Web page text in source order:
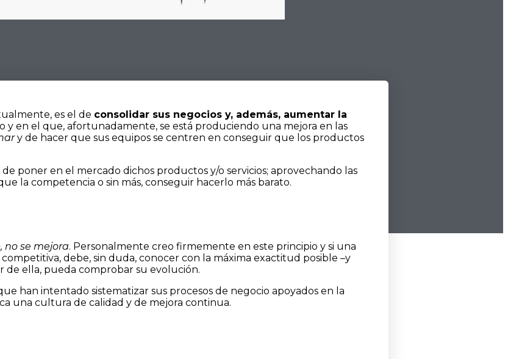
es el de consolidar sus negocios y, además, aumentar la
y en el que, afortunadamente, se está produciendo una mejora en las
y de hacer que sus equipos se centren en conseguir que los productos
de poner en el mercado dichos productos y/o servicios; aprovechando las
la competencia o sin más, conseguir hacerlo más barato.
no se mejora. Personalmente creo firmemente en este principio y si una
debe, sin duda, conocer con la máxima exactitud posible –y
de ella, pueda comprobar su evolución.
han intentado sistematizar sus procesos de negocio apoyados en la
una cultura de calidad y de mejora continua.